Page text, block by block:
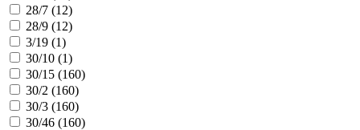
28/7 (12)
28/9 (12)
3/19 (1)
30/10 (1)
30/15 (160)
30/2 (160)
30/3 (160)
30/46 (160)